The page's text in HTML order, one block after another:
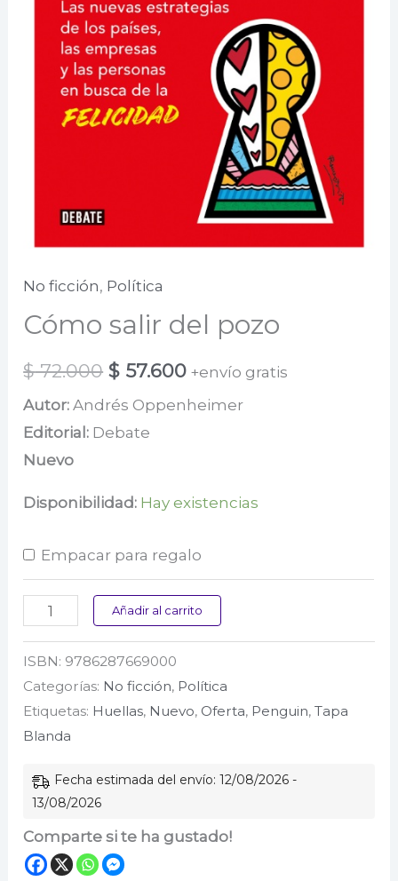
No ficción, Política
Cómo salir del pozo
$72.000 El
precio
original
$ 72.000.
$ 57.600El
precio
$ 57.600.
+envío gratis
Autor: Andrés Oppenheimer
Editorial: Debate
Nuevo
Disponibilidad: Hay existencias
Empacar para regalo
Cómo
del
pozo
cantidad
Añadir al carrito
ISBN: 9786287669000
Categorías: No ficción, Política
Etiquetas: Huellas, Nuevo, Oferta, Penguin,Tapa
Blanda
Fecha estimada del envío: 12/08/2026 -
13/08/2026
Comparte si te ha gustado!